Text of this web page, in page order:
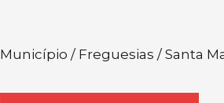
Município / Freguesias / Santa